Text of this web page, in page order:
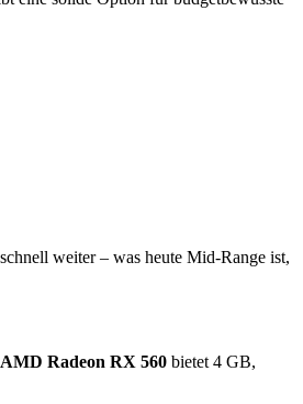
weiter – was heute Mid-Range ist,
AMD Radeon RX 560 bietet 4 GB,